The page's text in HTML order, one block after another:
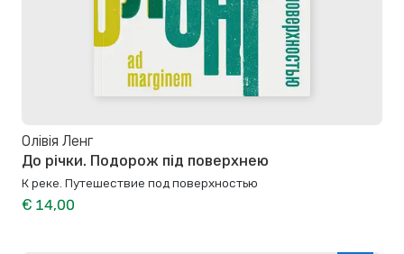
Олівія Ленг
До річки. Подорож під поверхнею
К реке. Путешествие под поверхностью
€ 14,00